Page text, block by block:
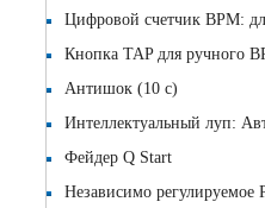
Цифровой счетчик BPM:
Кнопка TAP для ручного
Антишок (10 с)
Интеллектуальный луп:
Фейдер Q Start
Независимо регулируемое